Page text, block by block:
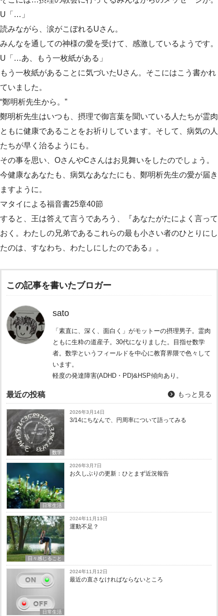
U「…」
読みながら、涙がこぼれるUさん。
みんなを通しての神様の愛を受けて、感激しているようです。
U「…あ、もう一枚紙がある」
もう一枚紙があることに気づいたUさん。そこにはこう書かれ
ていました。
“鄭明析先生から。”
鄭明析先生はいつも、摂理で御言葉を聞いている人たちが霊肉
ともに健康であることをお祈りしています。そして、病気の人
たちが早く治るようにも。
その事を思い、OさんやCさんはお見舞いをしたのでしょう。
今健康なあなたも、病気なあなたにも、鄭明析先生の愛が届き
ますように。
マタイによる福音書25章40節
すると、王は答えて言うであろう、『あなたがたによく言って
おく。わたしの兄弟であるこれらの最も小さい者のひとりにし
たのは、すなわち、わたしにしたのである』。
この記事を書いたブロガー
sato
「素直に、深く、面白く」がモットーの摂理男子。霊肉
ともに生粋の道産子。30代になりました。目指せ数学
者。数学というフィールドを中心に教育界隈で色々して
います。
軽度の発達障害(ADHD・PD)&HSP傾向あり。
最近の投稿 もっと見る
数学
2026年3月14日
3/14にちなんで、円周率について語ってみる
日常生活
2026年3月7日
お久しぶりの更新：ひとまず近況報告
日々感じること
2024年11月13日
運動不足？
日常生活
2024年11月12日
最近の直さなければならないところ